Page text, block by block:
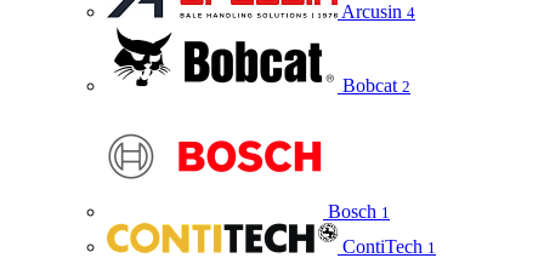
Arcusin 4
Bobcat 2
Bosch 1
ContiTech 1